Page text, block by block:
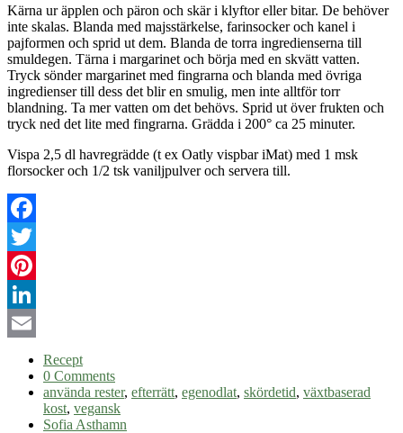
Kärna ur äpplen och päron och skär i klyftor eller bitar. De behöver
inte skalas. Blanda med majsstärkelse, farinsocker och kanel i
pajformen och sprid ut dem. Blanda de torra ingredienserna till
smuldegen. Tärna i margarinet och börja med en skvätt vatten.
Tryck sönder margarinet med fingrarna och blanda med övriga
ingredienser till dess det blir en smulig, men inte alltför torr
blandning. Ta mer vatten om det behövs. Sprid ut över frukten och
tryck ned det lite med fingrarna. Grädda i 200° ca 25 minuter.
Vispa 2,5 dl havregrädde (t ex Oatly vispbar iMat) med 1 msk
florsocker och 1/2 tsk vaniljpulver och servera till.
Facebook
Twitter
Pinterest
LinkedIn
Recept
0 Comments
använda rester, efterrätt, egenodlat, skördetid, växtbaserad
kost, vegansk
Sofia Asthamn